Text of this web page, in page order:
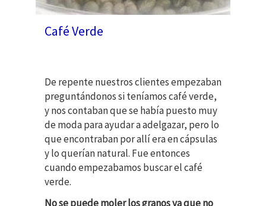
Café Verde
De repente nuestros clientes empezaban
preguntándonos si teníamos café verde,
y nos contaban que se había puesto muy
de moda para ayudar a adelgazar, pero lo
que encontraban por allí era en cápsulas
y lo querían natural. Fue entonces
cuando empezabamos buscar el café
verde.
No se puede moler los granos ya que no